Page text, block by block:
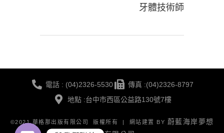
牙體技術師
電話 : (04)2326-5530
傳真 :(04)2326-8797
地點 :台中市西區公益路130號7樓
©2021 華格那出版有限公司 版權所有 | 網站建置 BY 蔚藍海岸夢想